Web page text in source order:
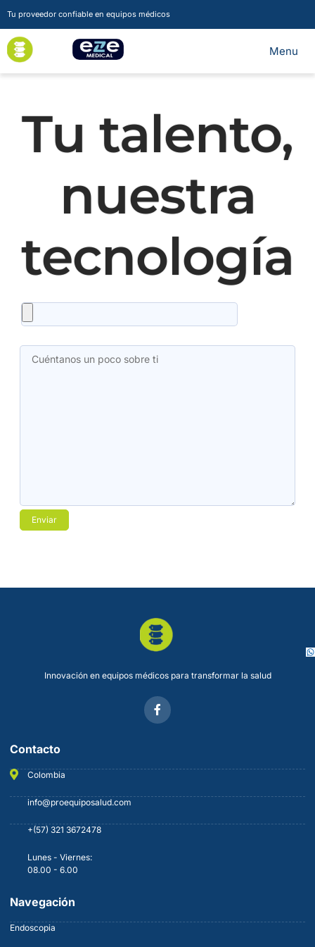
Tu proveedor confiable en equipos médicos
Tu talento,
nuestra
tecnología
Innovación en equipos médicos para transformar la salud
Contacto
Colombia
info@proequiposalud.com
+(57) 321 3672478
Lunes - Viernes:
08.00 - 6.00
Navegación
Endoscopia